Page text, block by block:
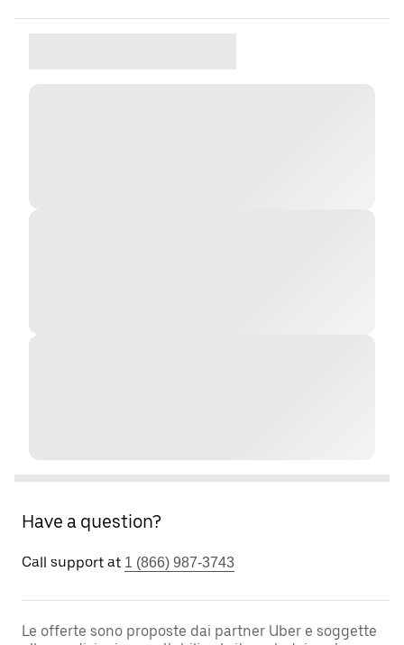
Have a question?
Call support at 1 (866) 987-3743
Le offerte sono proposte dai partner Uber e soggette